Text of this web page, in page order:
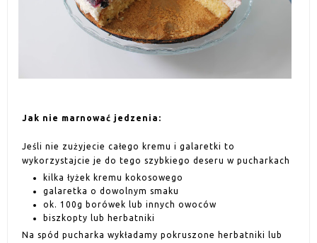
Jak nie marnować jedzenia:
Jeśli nie zużyjecie całego kremu i galaretki to
wykorzystajcie je do tego szybkiego deseru w pucharkach
kilka łyżek kremu kokosowego
galaretka o dowolnym smaku
ok. 100g borówek lub innych owoców
biszkopty lub herbatniki
Na spód pucharka wykładamy pokruszone herbatniki lub